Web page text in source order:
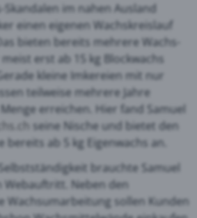
im nahen Ausland
einen eigenen Wachskreislauf
bieten bereits mehrere Wachs-
erst ab 15 kg Blockwachs
kleine Imkereien mit nur
teilweise mehrere Jahre
erreichen. Hier fand Samuel
seine Nische und bietet den
bereits ab 5 kg Eigenwachs an.
brauchte Samuel
Webauftritt. Neben den
Wachsumarbeitung sollen Kunden